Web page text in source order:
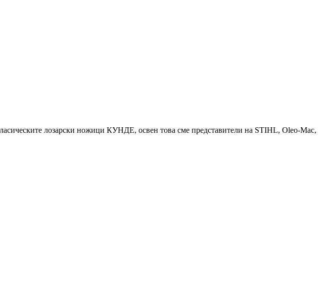
лозарски ножици КУНДЕ, освен това сме представители на STIHL, Oleo-Mac,